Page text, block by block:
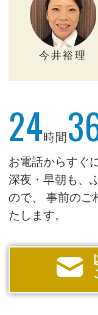
今井裕理
24時間
お電話からすぐ
深夜・早朝も、
ので、
事前のご
たします。